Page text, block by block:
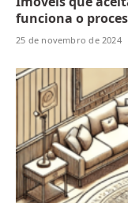
funciona o
25 de novembro de 2024